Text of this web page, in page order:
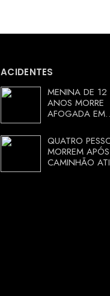
ACIDENTES
MENINA DE 12
ANOS MORRE
AFOGADA EM
RURAL DE
BAHIA; POLÍCIA
INVESTIGA
QUATRO
MORREM APÓS
CAMINHÃO